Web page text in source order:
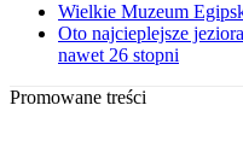
Wielkie Muzeum
Oto najcieplejsze
nawet 26 stopni
Promowane treści